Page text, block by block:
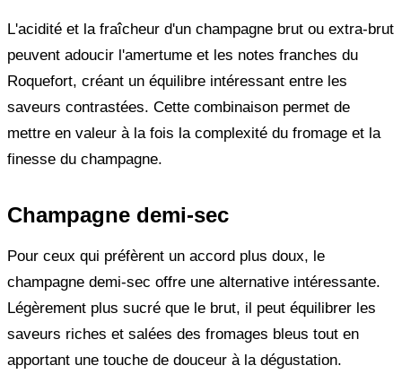
L'acidité et la fraîcheur d'un champagne brut ou extra-brut
peuvent adoucir l'amertume et les notes franches du
Roquefort, créant un équilibre intéressant entre les
saveurs contrastées. Cette combinaison permet de
mettre en valeur à la fois la complexité du fromage et la
finesse du champagne.
Champagne demi-sec
Pour ceux qui préfèrent un accord plus doux, le
champagne demi-sec offre une alternative intéressante.
Légèrement plus sucré que le brut, il peut équilibrer les
saveurs riches et salées des fromages bleus tout en
apportant une touche de douceur à la dégustation.